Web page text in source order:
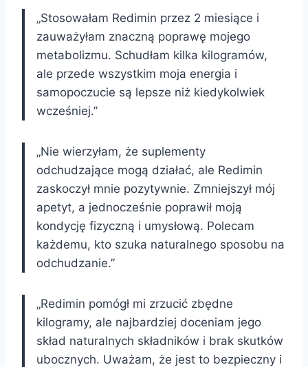
„Stosowałam Redimin przez 2 miesiące i
zauważyłam znaczną poprawę mojego
metabolizmu. Schudłam kilka kilogramów,
ale przede wszystkim moja energia i
samopoczucie są lepsze niż kiedykolwiek
wcześniej.”
„Nie wierzyłam, że suplementy
odchudzające mogą działać, ale Redimin
zaskoczył mnie pozytywnie. Zmniejszył mój
apetyt, a jednocześnie poprawił moją
kondycję fizyczną i umysłową. Polecam
każdemu, kto szuka naturalnego sposobu na
odchudzanie.”
„Redimin pomógł mi zrzucić zbędne
kilogramy, ale najbardziej doceniam jego
skład naturalnych składników i brak skutków
ubocznych. Uważam, że jest to bezpieczny i